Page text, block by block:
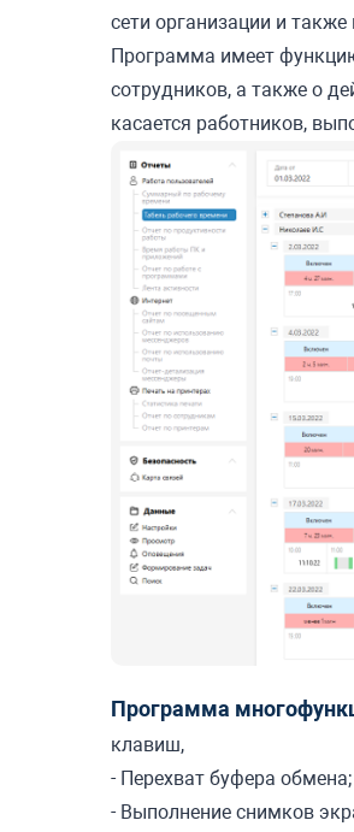
сети организации и
Программа имеет
сотрудников, а также о
касается работников,
Программа
клавиш,
- Перехват буфера обмена;
- Выполнение снимков